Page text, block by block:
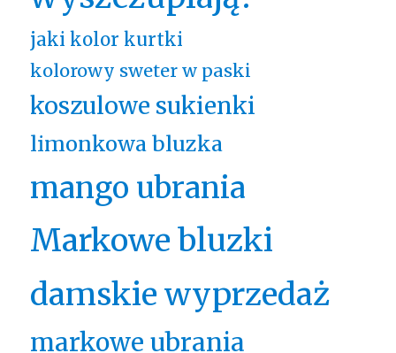
jaki kolor kurtki
kolorowy sweter w paski
koszulowe sukienki
limonkowa bluzka
mango ubrania
Markowe bluzki
damskie wyprzedaż
markowe ubrania